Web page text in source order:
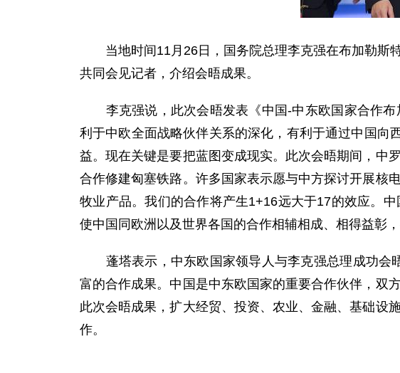
当地时间11月26日，国务院总理李克强在布加勒斯
共同会见记者，介绍会晤成果。
李克强说，此次会晤发表《中国-中东欧国家合作布
利于中欧全面战略伙伴关系的深化，有利于通过中国向
益。现在关键是要把蓝图变成现实。此次会晤期间，中
合作修建匈塞铁路。许多国家表示愿与中方探讨开展核
牧业产品。我们的合作将产生1+16远大于17的效应。
使中国同欧洲以及世界各国的合作相辅相成、相得益彰
蓬塔表示，中东欧国家领导人与李克强总理成功会
富的合作成果。中国是中东欧国家的重要合作伙伴，双
此次会晤成果，扩大经贸、投资、农业、金融、基础设
作。